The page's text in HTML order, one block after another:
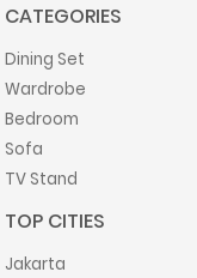
CATEGORIES
Dining Set
Wardrobe
Bedroom
Sofa
TV Stand
TOP CITIES
Jakarta